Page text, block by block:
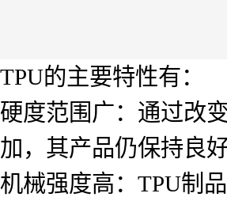
TPU的主要特性有：
硬度范围广：通过改
加，其产品仍保持良
机械强度高：TPU制